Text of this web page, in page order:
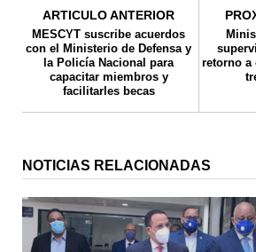
ARTICULO ANTERIOR
MESCYT suscribe acuerdos
con el Ministerio de Defensa y
la Policía Nacional para
capacitar miembros y
facilitarles becas
retorno a
NOTICIAS RELACIONADAS